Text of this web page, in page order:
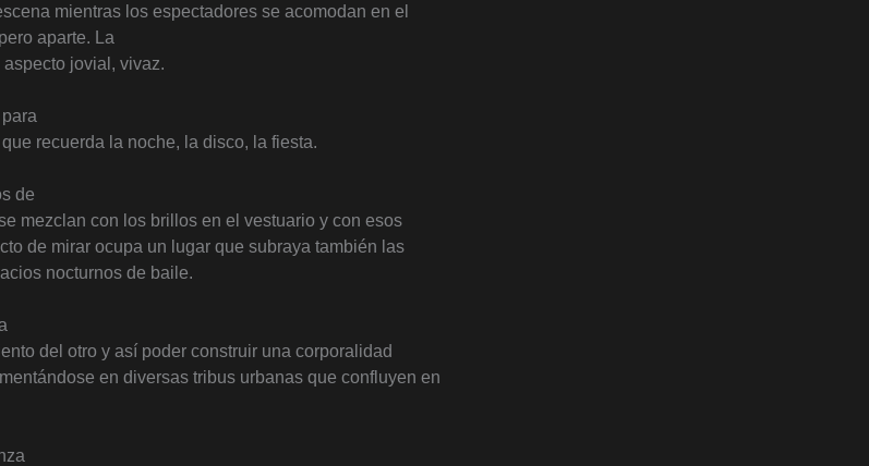
mientras los espectadores se acomodan en el
aparte. La
jovial, vivaz.
recuerda la noche, la disco, la fiesta.
de
mezclan con los brillos en el vestuario y con esos
de mirar ocupa un lugar que subraya también las
nocturnos de baile.
del otro y así poder construir una corporalidad
en diversas tribus urbanas que confluyen en